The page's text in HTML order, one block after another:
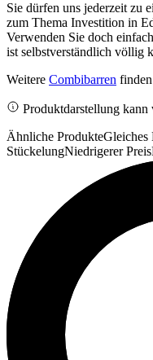
Sie dürfen uns jederzeit zu
zum Thema Investition in
Verwenden Sie doch
ist selbstverständlich völlig
Weitere Combibarren
Produktdarstellung
Ähnliche ProdukteGleiches
StückelungNiedrigerer Preis